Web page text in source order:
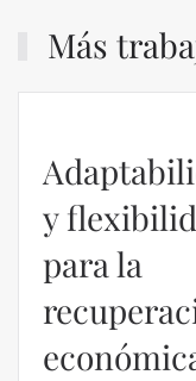
Más
y
para la